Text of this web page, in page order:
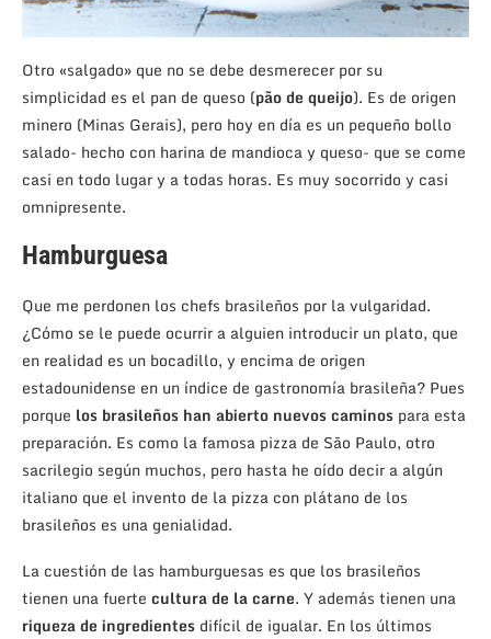
Otro «salgado» que no se debe desmerecer por su
simplicidad es el pan de queso (pão de queijo). Es de origen
minero (Minas Gerais), pero hoy en día es un pequeño bollo
salado- hecho con harina de mandioca y queso- que se come
casi en todo lugar y a todas horas. Es muy socorrido y casi
omnipresente.
Hamburguesa
Que me perdonen los chefs brasileños por la vulgaridad.
¿Cómo se le puede ocurrir a alguien introducir un plato, que
en realidad es un bocadillo, y encima de origen
estadounidense en un índice de gastronomía brasileña? Pues
porque los brasileños han abierto nuevos caminos para esta
preparación. Es como la famosa pizza de São Paulo, otro
sacrilegio según muchos, pero hasta he oído decir a algún
italiano que el invento de la pizza con plátano de los
brasileños es una genialidad.
La cuestión de las hamburguesas es que los brasileños
tienen una fuerte cultura de la carne. Y además tienen una
riqueza de ingredientes difícil de igualar. En los últimos